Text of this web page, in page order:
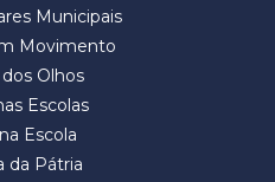
Municipais
Movimento
Olhos
Escolas
Escola
da Pátria